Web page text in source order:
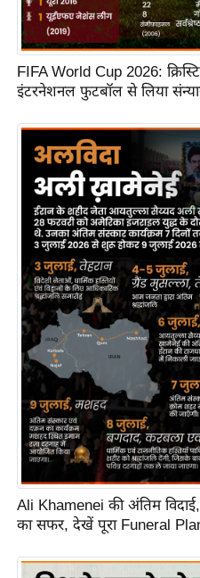
FIFA World Cup 2026:
इंटरनेशनल फुटबॉल से लिया
Ali Khamenei की अंतिम
का सफर, देखें पूरा Funeral